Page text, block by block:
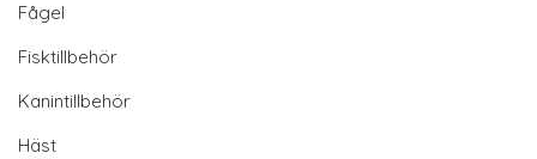
Fågel
Fisktillbehör
Kanintillbehör
Häst